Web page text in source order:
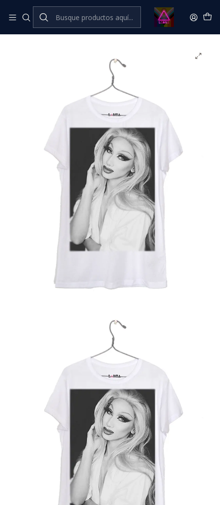
Inicio Catálogo Classic LGBTIQANB+ Classic
Plastique Tiara #1